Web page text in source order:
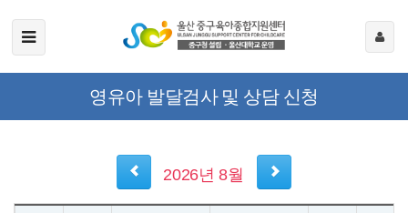
영유아 발달검사 및 상담 신청
2026년 8월